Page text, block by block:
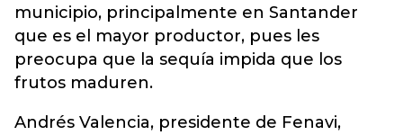
municipio, principalmente en Santander
que es el mayor productor, pues les
preocupa que la sequía impida que los
frutos maduren.
Andrés Valencia, presidente de Fenavi,